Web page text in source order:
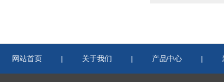
网站首页 | 关于我们 | 产品中心 |